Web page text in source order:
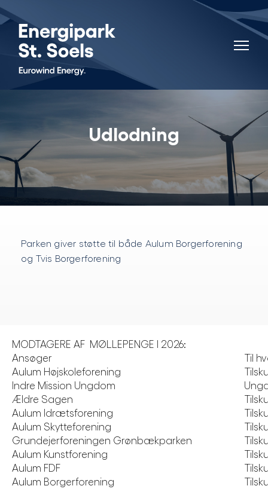
Udlodning
Parken giver støtte til både Aulum Borgerforening
og Tvis Borgerforening
MODTAGERE AF MØLLEPENGE I 2026:
Ansøger
Til
Aulum Højskoleforening
Indre Mission Ungdom
Ældre Sagen
Aulum Idrætsforening
Aulum Skytteforening
Grundejerforeningen Grønbækparken
Aulum Kunstforening
Aulum FDF
Aulum Borgerforening